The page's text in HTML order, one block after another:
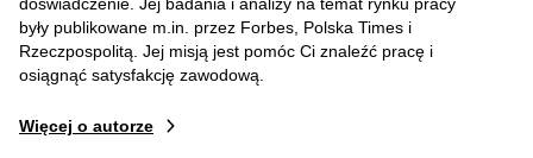
były publikowane m.in. przez Forbes, Polska Times i
Rzeczpospolitą. Jej misją jest pomóc Ci znaleźć pracę i
osiągnąć satysfakcję zawodową.
Więcej o autorze